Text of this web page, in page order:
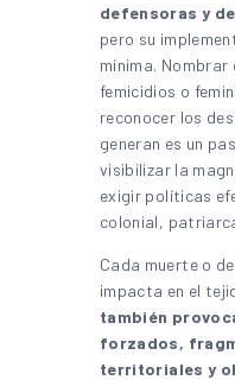
defensoras y
pero su
mínima.
femicidios o
reconocer los
generan es un
visibilizar la
exigir políticas
colonial,
Cada muerte o
impacta en el
también
forzados,
territoriales y